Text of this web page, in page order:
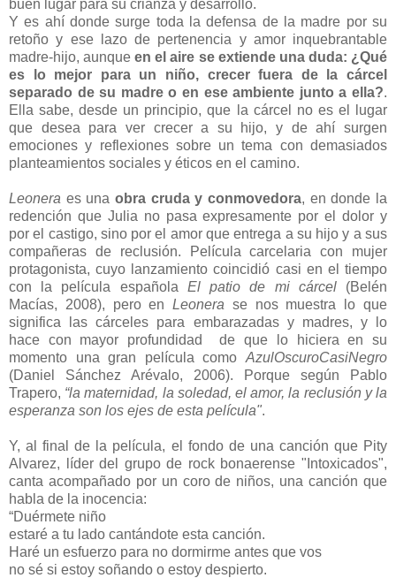
buen lugar para su crianza y desarrollo.
Y es ahí donde surge toda la defensa de la madre por su
retoño y ese lazo de pertenencia y amor inquebrantable
madre-hijo, aunqueen el aire se extiende una duda: ¿Qué
es lo mejor para un niño, crecer fuera de la cárcel
separado de su madre o en ese ambiente junto a ella?.
Ella sabe, desde un principio, que la cárcel no es el lugar
que desea para ver crecer a su hijo, y de ahí surgen
emociones y reflexiones sobre un tema con demasiados
planteamientos sociales y éticos en el camino.
Leonera es una obra cruda y conmovedora, en donde la
redención que Julia no pasa expresamente por el dolor y
por el castigo, sino por el amor que entrega a su hijo y a sus
compañeras de reclusión. Película carcelaria con mujer
protagonista, cuyo lanzamiento coincidió casi en el tiempo
con la película española El patio de mi cárcel(Belén
Macías, 2008), pero enLeonera se nos muestra lo que
significa las cárceles para embarazadas y madres, y lo
hace con mayor profundidad de que lo hiciera en su
momento una gran película como AzulOscuroCasiNegro
(Daniel Sánchez Arévalo, 2006). Porque según Pablo
Trapero, “la maternidad, la soledad, el amor, la reclusión y la
esperanza son los ejes de esta película".
Y, al final de la película, el fondo de una canción que Pity
Alvarez, líder del grupo de rock bonaerense "Intoxicados",
canta acompañado por un coro de niños, una canción que
habla de la inocencia:
“Duérmete niño
estaré a tu lado cantándote esta canción.
Haré un esfuerzo para no dormirme antes que vos
no sé si estoy soñando o estoy despierto.